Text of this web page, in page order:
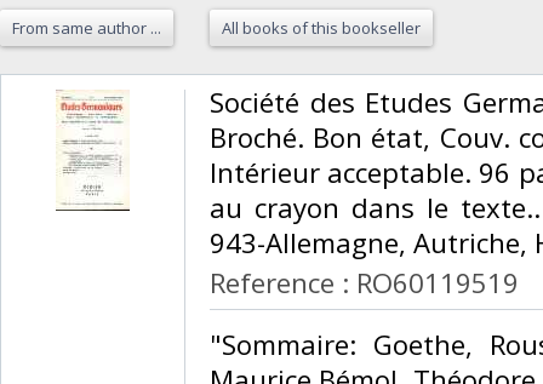
From same author ... All books of this bookseller
‎Société des Etudes
Broché. Bon état, Couv.
Intérieur acceptable. 96
au crayon dans le
943-Allemagne, Autriche,
Reference : RO60119519
‎"Sommaire: Goethe,